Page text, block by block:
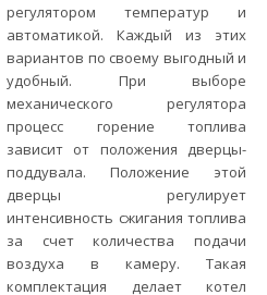
регулятором температур и
автоматикой. Каждый из этих
вариантов по своему выгодный и
удобный. При выборе
механического регулятора
процесс горение топлива
зависит от положения дверцы-
поддувала. Положение этой
дверцы регулирует
интенсивность сжигания топлива
за счет количества подачи
воздуха в камеру. Такая
комплектация делает котел